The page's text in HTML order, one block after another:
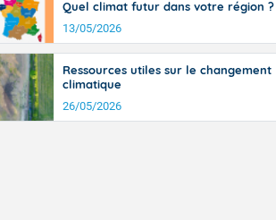
du pays en
Des
le Jura et
de
et
sur le
en
h. Côté
entre
en Anjou.
pointes
Quel climat futur dans votre région ?
13/05/2026
Ressources utiles sur le changement
climatique
26/05/2026